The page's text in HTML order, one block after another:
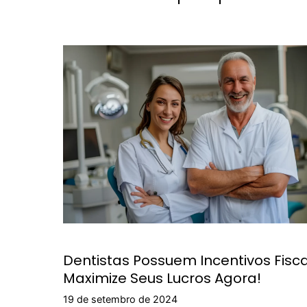
Dentistas Possuem Incentivos
Maximize Seus Lucros Agora!
19 de setembro de 2024